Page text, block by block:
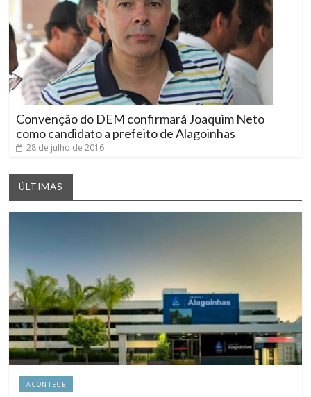
Convenção do DEM confirmará Joaquim Neto
como candidato a prefeito de Alagoinhas
28 de julho de 2016
ÚLTIMAS
ACONTECE